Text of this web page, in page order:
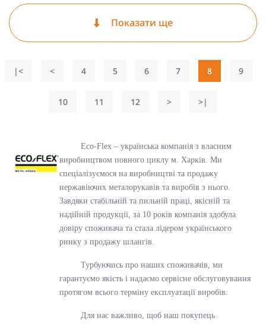
Показати ще
|< < 4 5 6 7 8 9
10 11 12 > >|
Eco-Flex – українська компанія з власним
виробництвом повного циклу м. Харків. Ми
спеціалізуємося на виробництві та продажу
нержавіючих металорукавів та виробів з нього.
Завдяки стабільній та пильній праці, якісній та
надійній продукції, за 10 років компанія здобула
довіру споживача та стала лідером українського
ринку з продажу шлангів.
Турбуючись про наших споживачів, ми
гарантуємо якість і надаємо сервісне обслуговування
протягом всього терміну експлуатації виробів.
Для нас важливо, щоб наш покупець